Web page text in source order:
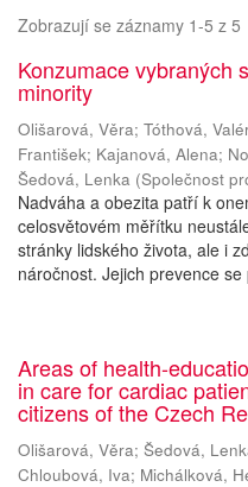
Zobrazují se záznamy 1-5 z 5
Konzumace vybraných
minority
Olišarová, Věra; Tóthová,
František; Kajanová, Alena;
Šedová, Lenka (Společnost
Nadváha a obezita patří k
celosvětovém měřítku
stránky lidského života, ale i
náročnost. Jejich prevence
Areas of health-
in care for cardiac
citizens of the Czech
Olišarová, Věra; Šedová,
Chloubová, Iva; Michálková,